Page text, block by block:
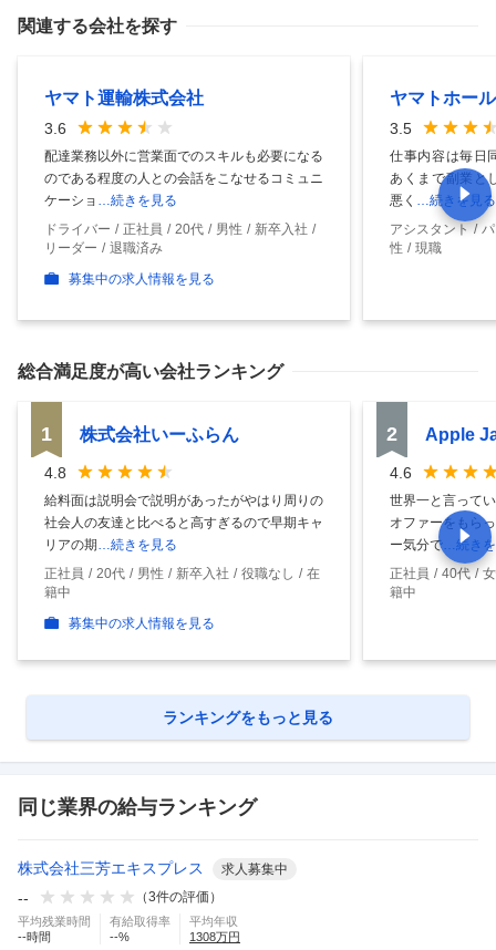
関連する会社を探す
ヤマト運輸株式会社
3.6
配達業務以外に営業面でのスキルも必要になる
のである程度の人との会話をこなせるコミュニ
ケーショ
…続きを見る
ドライバー
正社員 20代 男性
新卒入社
リーダー
退職済み
募集中の求人情報を見る
ヤマトホー
3.5
仕事内容は毎日
あくまで副業と
悪く
…続きを見る
アシスタント
性
現職
総合満足度が高い会社ランキング
1 株式会社いーふらん
4.8
給料面は説明会で説明があったがやはり周りの
社会人の友達と比べると高すぎるので早期キャ
リアの期…続きを見る
正社員
20代 男性 新卒入社 役職なし
在
籍中
募集中の求人情報を見る
2 Apple
4.6
世界一と言って
オファーをもら
ー気分で…続き
正社員
40代
籍中
ランキングをもっと見る
同じ業界の給与ランキング
株式会社三芳エキスプレス 求人募集中
-- （3件の評価）
平均残業時間
--時間
有給取得率
--%
平均年収
1308万円